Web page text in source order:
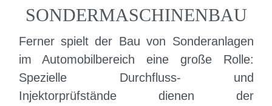
SONDER­MASCHINENBAU
Ferner spielt der Bau von Sonderanlagen
im Automobilbereich eine große Rolle:
Spezielle Durchfluss- und
Injektorprüfstände dienen der